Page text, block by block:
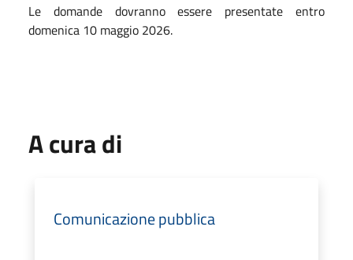
Le domande dovranno essere presentate entro
domenica 10 maggio 2026.
A cura di
Comunicazione pubblica